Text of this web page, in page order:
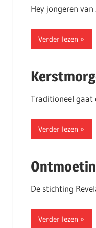
Hey jongeren van
Verder lezen
Traditioneel gaat
Verder lezen
De stichting
Verder lezen